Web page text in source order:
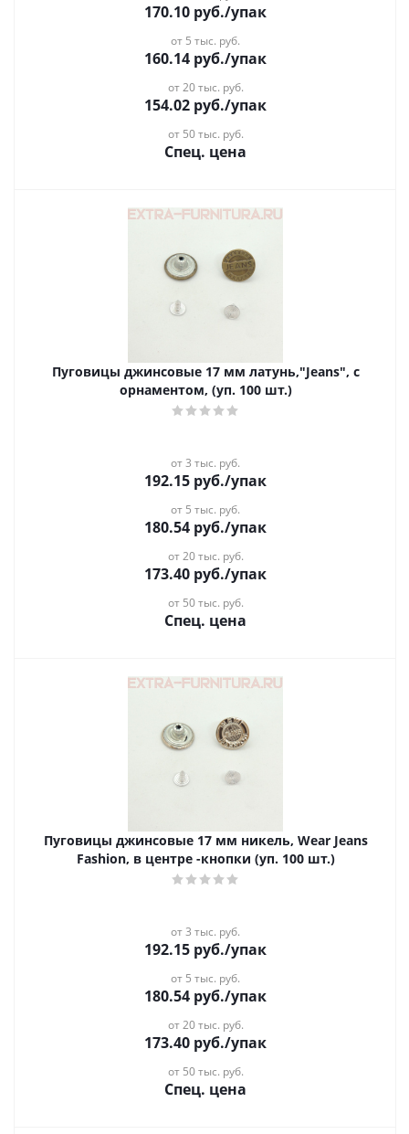
170.10 руб./упак
от 5 тыс. руб.
160.14 руб./упак
от 20 тыс. руб.
154.02 руб./упак
от 50 тыс. руб.
Спец. цена
Пуговицы джинсовые 17 мм латунь,"Jeans", с
орнаментом, (уп. 100 шт.)
от 3 тыс. руб.
192.15 руб./упак
от 5 тыс. руб.
180.54 руб./упак
от 20 тыс. руб.
173.40 руб./упак
от 50 тыс. руб.
Спец. цена
Пуговицы джинсовые 17 мм никель, Wear Jeans
Fashion, в центре -кнопки (уп. 100 шт.)
от 3 тыс. руб.
192.15 руб./упак
от 5 тыс. руб.
180.54 руб./упак
от 20 тыс. руб.
173.40 руб./упак
от 50 тыс. руб.
Спец. цена